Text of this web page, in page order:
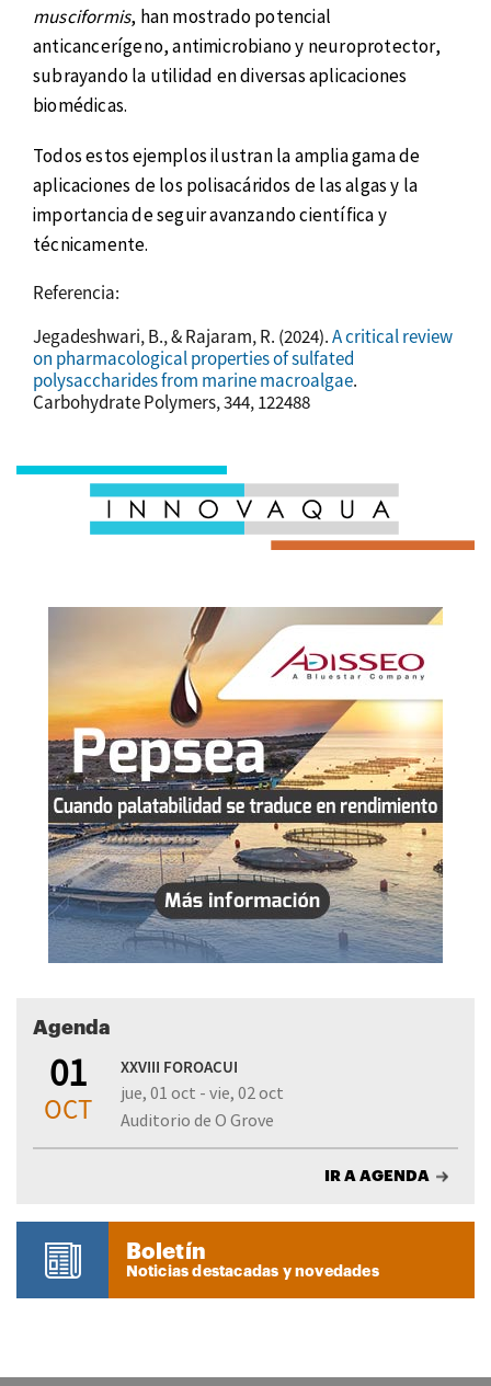
musciformis, han mostrado potencial
anticancerígeno, antimicrobiano y neuroprotector,
subrayando la utilidad en diversas aplicaciones
biomédicas.
Todos estos ejemplos ilustran la amplia gama de
aplicaciones de los polisacáridos de las algas y la
importancia de seguir avanzando científica y
técnicamente.
Referencia:
Jegadeshwari, B., & Rajaram, R. (2024).A critical review
on pharmacological properties of sulfated
polysaccharides from marine macroalgae.
Carbohydrate Polymers, 344, 122488
Agenda
01
OCT
XXVIII FOROACUI
jue, 01 oct - vie, 02 oct
Auditorio de O Grove
IR A AGENDA
Boletín
Noticias destacadas y novedades